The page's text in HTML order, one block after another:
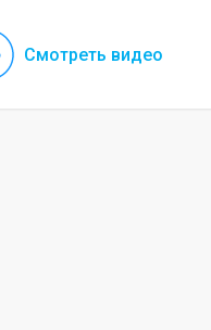
Смотреть видео